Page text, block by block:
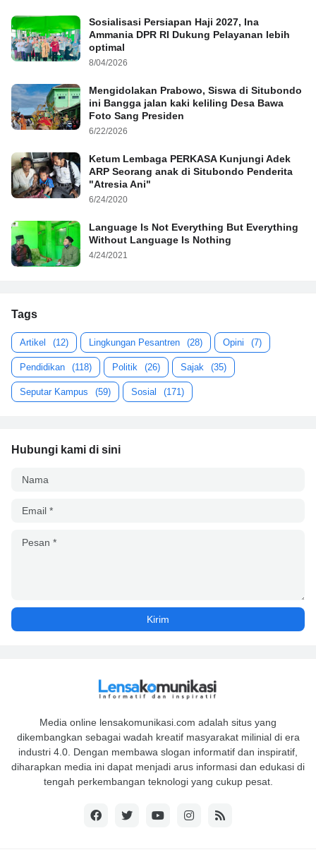
Sosialisasi Persiapan Haji 2027, Ina
Ammania DPR RI Dukung Pelayanan lebih
optimal
8/04/2026
Mengidolakan Prabowo, Siswa di Situbondo
ini Bangga jalan kaki keliling Desa Bawa
Foto Sang Presiden
6/22/2026
Ketum Lembaga PERKASA Kunjungi Adek
ARP Seorang anak di Situbondo Penderita
"Atresia Ani"
6/24/2020
Language Is Not Everything But Everything
Without Language Is Nothing
4/24/2021
Tags
Artikel (12) Lingkungan Pesantren (28) Opini (7)
Pendidikan (118) Politik (26) Sajak (35)
Seputar Kampus (59) Sosial (171)
Hubungi kami di sini
Media online lensakomunikasi.com adalah situs yang
dikembangkan sebagai wadah kreatif masyarakat milinial di era
industri 4.0. Dengan membawa slogan informatif dan inspiratif,
diharapkan media ini dapat menjadi arus informasi dan edukasi di
tengah perkembangan teknologi yang cukup pesat.